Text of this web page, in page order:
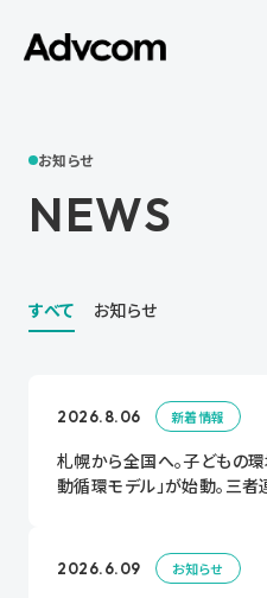
お知らせ
NEWS
すべて お知らせ
2026.8.06 新着情報
札幌から全国へ。子どもの
動循環モデル」が始動。三
2026.6.09 お知らせ